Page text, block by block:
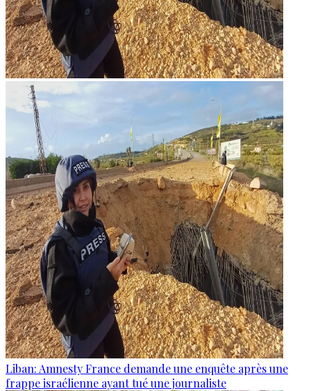
Liban: Amnesty France demande une enquête après une
frappe israélienne ayant tué une journaliste